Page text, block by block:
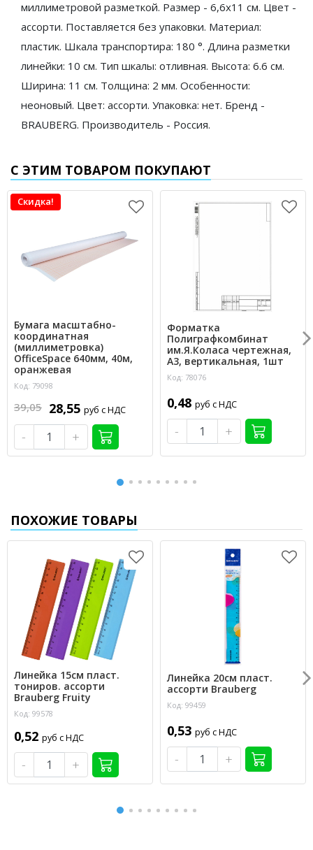
миллиметровой разметкой. Размер - 6,6х11 см. Цвет -
ассорти. Поставляется без упаковки. Материал:
пластик. Шкала транспортира: 180 °. Длина разметки
линейки: 10 см. Тип шкалы: отливная. Высота: 6.6 см.
Ширина: 11 см. Толщина: 2 мм. Особенности:
неоновый. Цвет: ассорти. Упаковка: нет. Бренд -
BRAUBERG. Производитель - Россия.
С ЭТИМ ТОВАРОМ ПОКУПАЮТ
Скидка!
Бумага масштабно-
координатная
(миллиметровка)
OfficeSpace 640мм, 40м,
оранжевая
Код: 79098
39,05 28,55 руб с НДС
- +
Форматка
Полиграфкомбинат
им.Я.Коласа чертежная,
А3, вертикальная, 1шт
Код: 78076
0,48 руб с НДС
- +
ПОХОЖИЕ ТОВАРЫ
Линейка 15см пласт.
тониров. ассорти
Brauberg Fruity
Код: 99578
0,52 руб с НДС
- +
Линейка 20см пласт.
ассорти Brauberg
Код: 99459
0,53 руб с НДС
- +